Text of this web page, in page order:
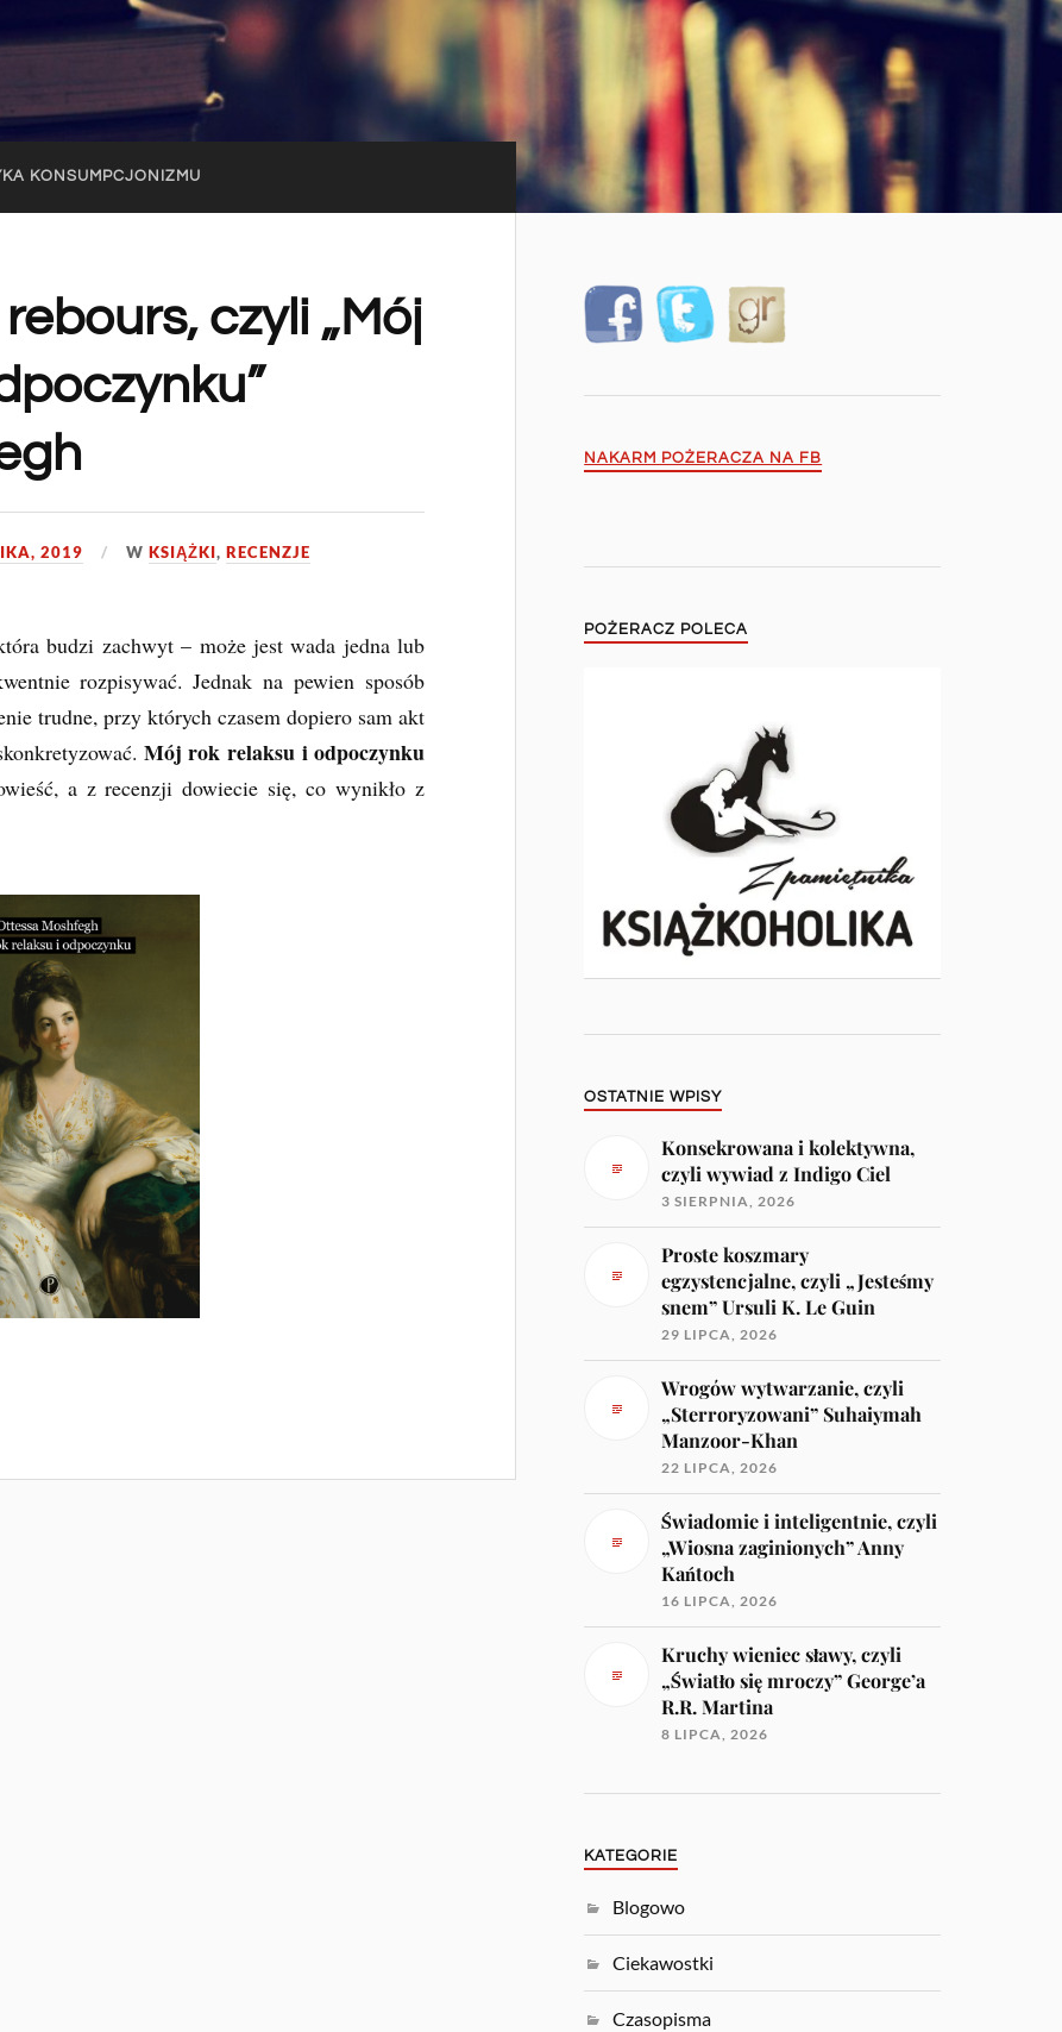
KONSUMPCJONIZMU
czyli „Mój
2019 WKSIĄŻKI,RECENZJE
budzi zachwyt – może jest wada jedna lub
rozpisywać. Jednak na pewien sposób
trudne, przy których czasem dopiero sam akt
Mój rok relaksu i odpoczynku
a z recenzji dowiecie się, co wynikło z
NAKARM POŻERACZA NA FB
POŻERACZ POLECA
OSTATNIE WPISY
Konsekrowana i kolektywna,
czyli wywiad z Indigo Ciel
3 SIERPNIA, 2026
Proste koszmary
egzystencjalne, czyli „Jesteśmy
snem” Ursuli K. Le Guin
29 LIPCA, 2026
Wrogów wytwarzanie, czyli
„Sterroryzowani” Suhaiymah
Manzoor-Khan
22 LIPCA, 2026
Świadomie i inteligentnie, czyli
„Wiosna zaginionych” Anny
Kańtoch
16 LIPCA, 2026
Kruchy wieniec sławy, czyli
„Światło się mroczy” George’a
R.R. Martina
8 LIPCA, 2026
KATEGORIE
Blogowo
Ciekawostki
Czasopisma